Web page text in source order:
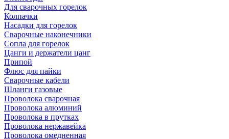
Для сварочных горелок
Колпачки
Насадки для горелок
Сварочные наконечники
Сопла для горелок
Цанги и держатели цанг
Припой
Флюс для пайки
Сварочные кабели
Шланги газовые
Проволока сварочная
Проволока алюминий
Проволока в прутках
Проволока нержавейка
Проволока омедненная